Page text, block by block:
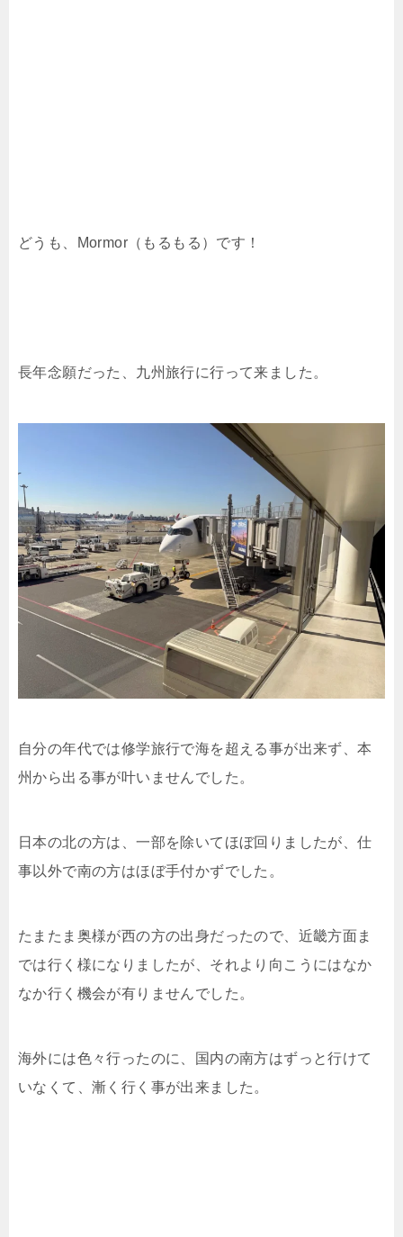
どうも、Mormor（もるもる）です！
長年念願だった、九州旅行に行って来ました。
自分の年代では修学旅行で海を超える事が出来ず、本
州から出る事が叶いませんでした。
日本の北の方は、一部を除いてほぼ回りましたが、仕
事以外で南の方はほぼ手付かずでした。
たまたま奥様が西の方の出身だったので、近畿方面ま
では行く様になりましたが、それより向こうにはなか
なか行く機会が有りませんでした。
海外には色々行ったのに、国内の南方はずっと行けて
いなくて、漸く行く事が出来ました。